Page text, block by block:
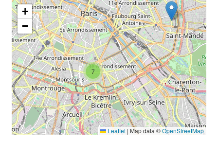
7
+
−
Leaflet | Map data ©OpenStreetMap